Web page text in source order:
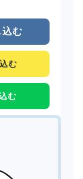
込む
む
む